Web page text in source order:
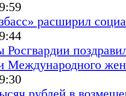
расширил
Росгвардии
Международного